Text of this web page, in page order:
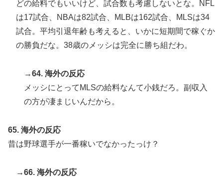
どの給料でもいいけど、試合数も考慮しないとな。NFL
は17試合、NBAは82試合、MLBは162試合、MLSは34
試合。平均引退年齢も考えると、いかに短期間で稼ぐか
の勝負だな。38歳のメッシは完全に勝ち組だわ。
→64. 海外の反応
メッシにとってMLSの給料なんて小銭だろ。副収入
の方が凄まじいんだから。
65. 海外の反応
昔は野球選手が一番稼いでなかったっけ？
→66. 海外の反応